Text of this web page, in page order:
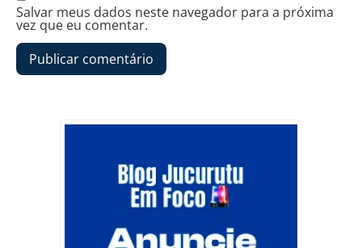
Salvar meus dados neste navegador para a próxima
vez que eu comentar.